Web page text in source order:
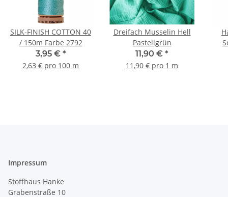
SILK-FINISH COTTON 40
/ 150m Farbe 2792
3,95 € *
2,63 € pro 100 m
Dreifach Musselin Hell
Pastellgrün
11,90 € *
11,90 € pro 1 m
Impressum
Stoffhaus Hanke
Grabenstraße 10